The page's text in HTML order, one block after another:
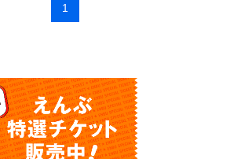
1